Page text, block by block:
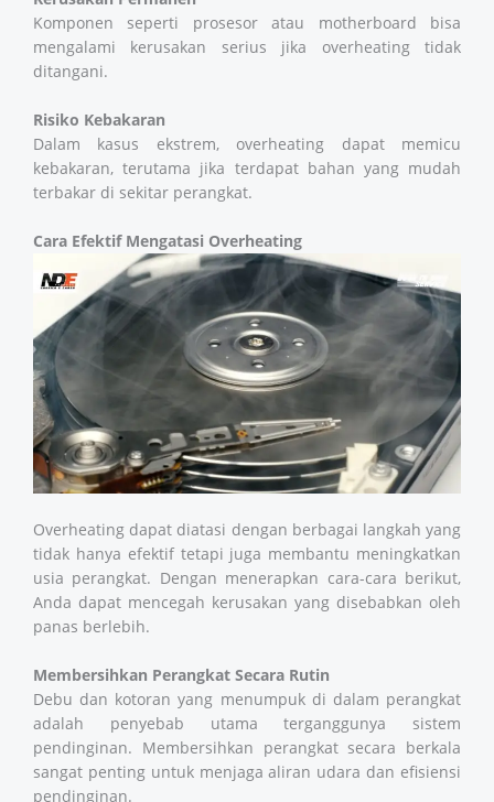
Komponen seperti prosesor atau motherboard bisa
mengalami kerusakan serius jika overheating tidak
ditangani.
Risiko Kebakaran
Dalam kasus ekstrem, overheating dapat memicu
kebakaran, terutama jika terdapat bahan yang mudah
terbakar di sekitar perangkat.
Cara Efektif Mengatasi Overheating
Overheating dapat diatasi dengan berbagai langkah yang
tidak hanya efektif tetapi juga membantu meningkatkan
usia perangkat. Dengan menerapkan cara-cara berikut,
Anda dapat mencegah kerusakan yang disebabkan oleh
panas berlebih.
Membersihkan Perangkat Secara Rutin
Debu dan kotoran yang menumpuk di dalam perangkat
adalah penyebab utama terganggunya sistem
pendinginan. Membersihkan perangkat secara berkala
sangat penting untuk menjaga aliran udara dan efisiensi
pendinginan.